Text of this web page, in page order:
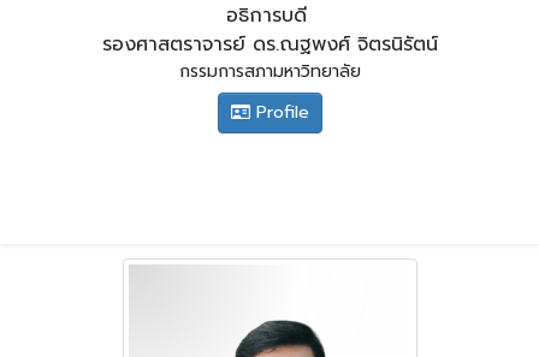
อธิการบดี
รองศาสตราจารย์ ดร.ณฐพงศ์ จิตรนิรัตน์
กรรมการสภามหาวิทยาลัย
Profile